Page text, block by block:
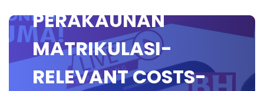
PERAKAUNAN
MATRIKULASI-
RELEVANT COSTS-